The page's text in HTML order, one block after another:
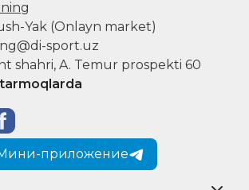
Yak (Onlayn market)
sport.uz
shahri, A. Temur prospekti 60
приложение